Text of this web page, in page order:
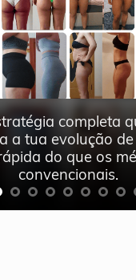
completa
a tua evolução
do que os
convencionais.